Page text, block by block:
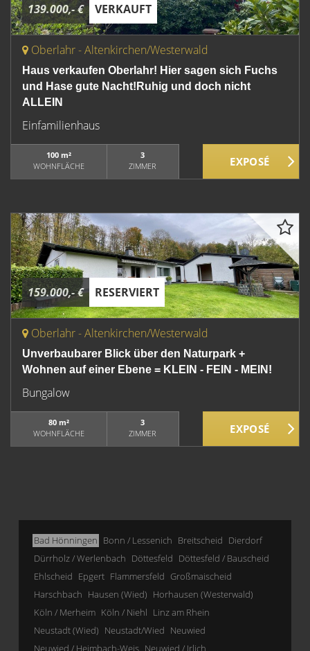
139.000,- € VERKAUFT
Oberlahr - Altenkirchen/Westerwald
Haus verkaufen Oberlahr! Hier sagen sich Fuchs
und Hase gute Nacht!Ruhig und doch nicht
ALLEIN
Einfamilienhaus
100 m²
WOHNFLÄCHE
3
ZIMMER
159.000,- € RESERVIERT
Oberlahr - Altenkirchen/Westerwald
Unverbaubarer Blick über den Naturpark +
Wohnen auf einer Ebene = KLEIN - FEIN - MEIN!
Bungalow
80 m²
WOHNFLÄCHE
3
ZIMMER
Bad Hönningen Bonn / Lessenich Breitscheid Dierdorf
Dürrholz / Werlenbach Döttesfeld Döttesfeld / Bauscheid
Ehlscheid Epgert Flammersfeld Großmaischeid
Harschbach Hausen (Wied) Horhausen (Westerwald)
Köln / Merheim Köln / Niehl Linz am Rhein
Neustadt (Wied) Neustadt/Wied Neuwied
Neuwied / Heimbach-Weis Neuwied / Irlich